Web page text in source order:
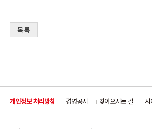
목록
개인정보 처리방침 경영공시 찾아오시는 길 사